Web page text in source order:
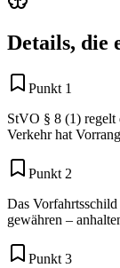
Details, die
Punkt 1
StVO § 8 (1)
Verkehr hat
Punkt 2
Das
gewähren –
Punkt 3